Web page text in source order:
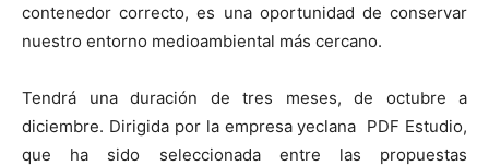
contenedor correcto, es una oportunidad de conservar
nuestro entorno medioambiental más cercano.
Tendrá una duración de tres meses, de octubre a
diciembre. Dirigida por la empresa yeclana PDF Estudio,
que ha sido seleccionada entre las propuestas